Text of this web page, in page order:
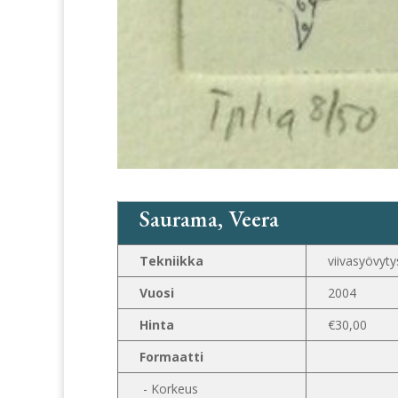
Saurama, Veera
Tekniikka
Vuosi
2004
Hinta
€30,00
Formaatti
- Korkeus